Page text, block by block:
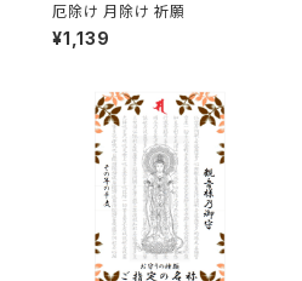
厄除け 月除け 祈願
¥1,139